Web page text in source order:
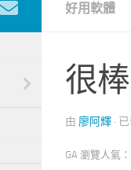
好用軟體
很
由 廖阿輝 ·
GA 瀏覽人氣